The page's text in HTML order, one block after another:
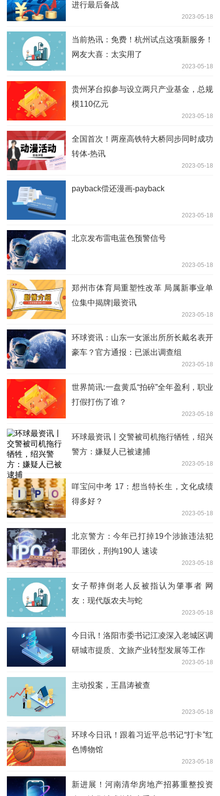
进行最后备战
2023-05-18
当前热讯：免费！杭州试点这项新服务！
网友大喜：太实用了
2023-05-18
贵州茅台拟参与设立两只产业基金，总规
模110亿元
2023-05-18
全国首次！两座高铁特大桥同步同时成功
转体-热讯
2023-05-18
payback偿还漫画-payback
2023-05-18
北京发布雷电蓝色预警信号
2023-05-18
郑州市体育局重塑性改革 局属新事业单
位集中揭牌|最资讯
2023-05-18
环球资讯：山东一女派出所所长戴名表开
豪车？官方通报：已派出调查组
2023-05-18
世界简讯:一盘黄瓜“拍碎”全年盈利，职业
打假打伤了谁？
2023-05-18
环球最资讯丨交警被司机拖行牺牲，绍兴
警方：嫌疑人已被逮捕
2023-05-18
咩宝问中考 17：想当特长生，文化成绩
得多好？
2023-05-18
北京警方：今年已打掉19个涉旅违法犯
罪团伙，刑拘190人 速读
2023-05-18
女子帮摔倒老人反被指认为肇事者 网
友：现代版农夫与蛇
2023-05-18
今日讯！洛阳市委书记江凌深入老城区调
研城市提质、文旅产业转型发展等工作
2023-05-18
主动投案，王昌涛被查
2023-05-18
环球今日讯！跟着习近平总书记“打卡”红
色博物馆
2023-05-18
新进展！河南清华房地产招募重整投资